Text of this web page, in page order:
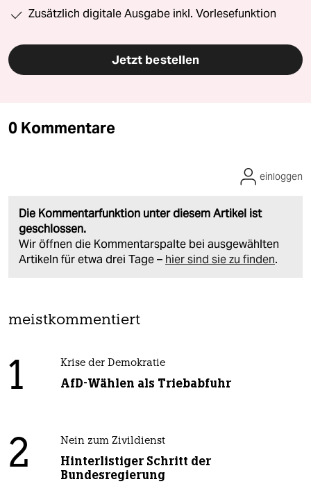
Zusätzlich digitale Ausgabe inkl. Vorlesefunktion
Jetzt bestellen
0 Kommentare
Die Kommentarfunktion unter diesem Artikel ist
geschlossen.
Wir öffnen die Kommentarspalte bei ausgewählten
Artikeln für etwa drei Tage – hier sind sie zu finden.
einloggen
meistkommentiert
1 Krise der Demokratie
AfD-Wählen als Triebabfuhr
2 Nein zum Zivildienst
Hinterlistiger Schritt der
Bundesregierung